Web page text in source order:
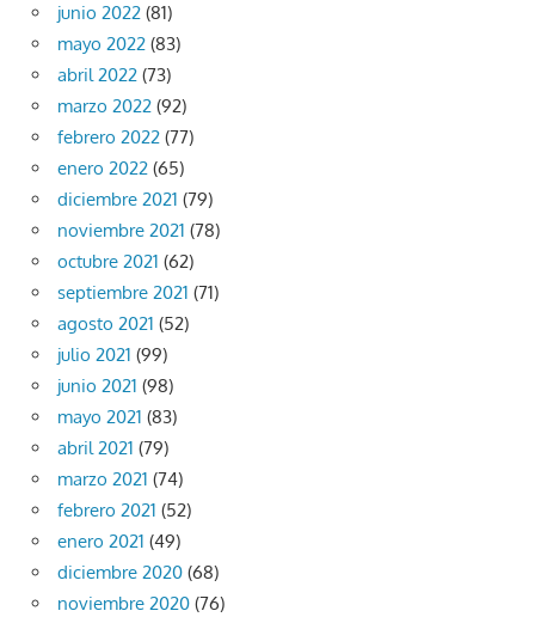
junio 2022 (81)
mayo 2022 (83)
abril 2022 (73)
marzo 2022 (92)
febrero 2022 (77)
enero 2022 (65)
diciembre 2021 (79)
noviembre 2021 (78)
octubre 2021 (62)
septiembre 2021 (71)
agosto 2021 (52)
julio 2021 (99)
junio 2021 (98)
mayo 2021 (83)
abril 2021 (79)
marzo 2021 (74)
febrero 2021 (52)
enero 2021 (49)
diciembre 2020 (68)
noviembre 2020 (76)